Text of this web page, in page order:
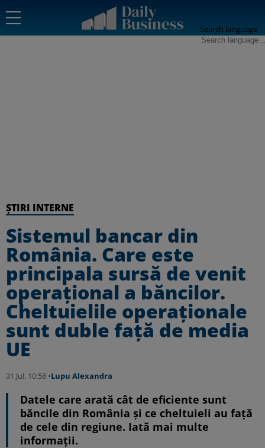
Search language
ȘTIRI INTERNE
Sistemul bancar din
România. Care este
principala sursă de venit
operațional a băncilor.
Cheltuielile operaționale
sunt duble față de media
UE
31 Jul, 10:58 •Lupu Alexandra
Datele care arată cât de eficiente sunt
băncile din România și ce cheltuieli au față
de cele din regiune. Iată mai multe
informații.